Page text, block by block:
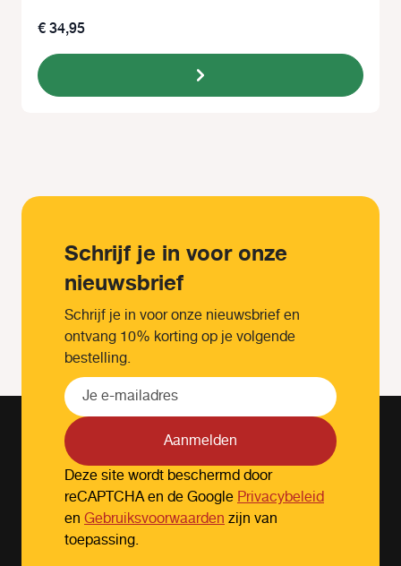
€ 34,95
Schrijf je in voor onze
nieuwsbrief
Schrijf je in voor onze nieuwsbrief en
ontvang 10% korting op je volgende
bestelling.
Aanmelden
Deze site wordt beschermd door
reCAPTCHA en de GooglePrivacybeleid
en Gebruiksvoorwaardenzijn van
toepassing.